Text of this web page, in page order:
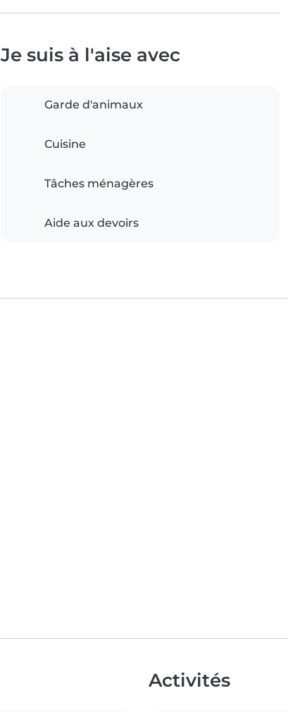
Je suis à l'aise avec
Garde d'animaux
Cuisine
Tâches ménagères
Aide aux devoirs
Activités